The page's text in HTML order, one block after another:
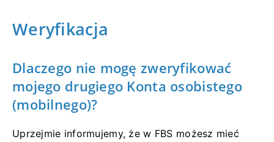
Weryfikacja
Dlaczego nie mogę zweryfikować
mojego drugiego Konta osobistego
(mobilnego)?
Uprzejmie informujemy, że w FBS możesz mieć